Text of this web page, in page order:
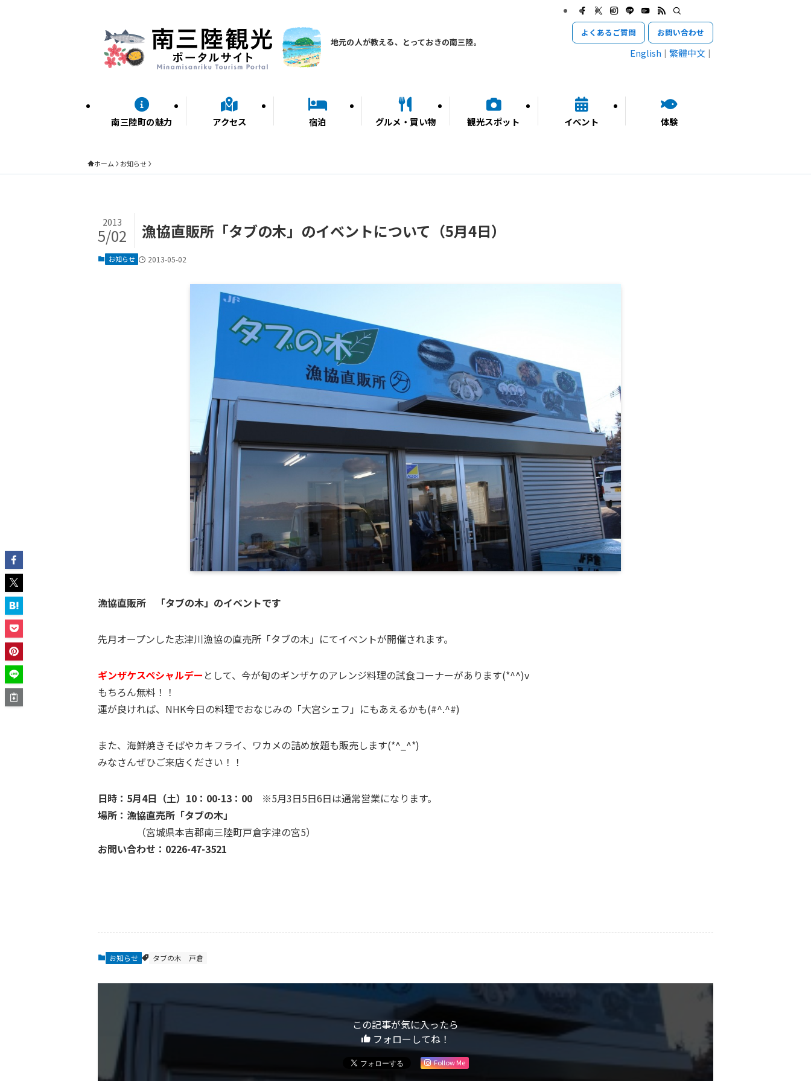
地元の人が教える、とっておきの南三陸。
南三陸町の魅力 アクセス 宿泊 グルメ・買い物 観光スポット イベント 体験
よくあるご質問 お問い合わせ
English 繁體中文
ホーム お知らせ
漁協直販所「タブの木」のイベントについて（5月4日）
2013
5/02
お知らせ 2013-05-02
漁協直販所 「タブの木」のイベントです
先月オープンした志津川漁協の直売所「タブの木」にてイベントが開催されます。
ギンザケスペシャルデー として、今が旬のギンザケのアレンジ料理の試食コーナーがあります(*^^)v
もちろん無料！！
運が良ければ、NHK今日の料理でおなじみの「大宮シェフ」にもあえるかも(#^.^#)
また、海鮮焼きそばやカキフライ、ワカメの詰め放題も販売します(*^_^*)
みなさんぜひご来店ください！！
日時：5月4日（土）10：00-13：00 ※5月3日5日6日は通常営業になります。
場所：漁協直売所「タブの木」
（宮城県本吉郡南三陸町戸倉字津の宮5）
お問い合わせ：0226-47-3521
お知らせ タブの木 戸倉
この記事が気に入ったら
フォローしてね！
Follow Me